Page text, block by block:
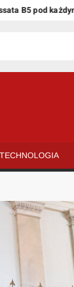
pod każdym
TECHNOLOGIA